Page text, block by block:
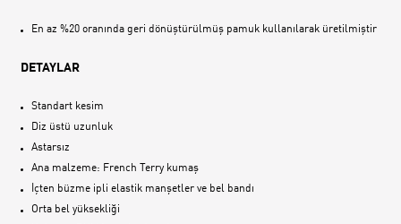
En az %20 oranında geri dönüştürülmüş pamuk kullanılarak üretilmiştir
DETAYLAR
Standart kesim
Diz üstü uzunluk
Astarsız
Ana malzeme: French Terry kumaş
İçten büzme ipli elastik manşetler ve bel bandı
Orta bel yüksekliği